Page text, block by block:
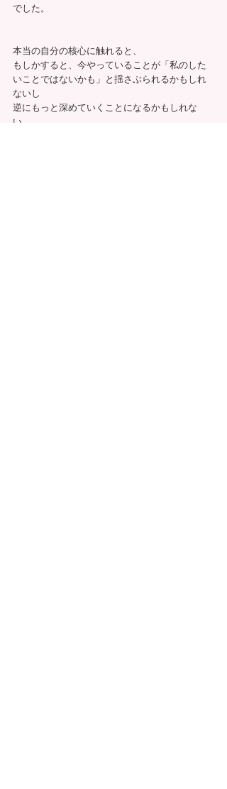
でした。
本当の自分の核心に触れると、
もしかすると、今やっていることが「私のした
いことではないかも」と揺さぶられるかもしれ
ないし
逆にもっと深めていくことになるかもしれな
い。